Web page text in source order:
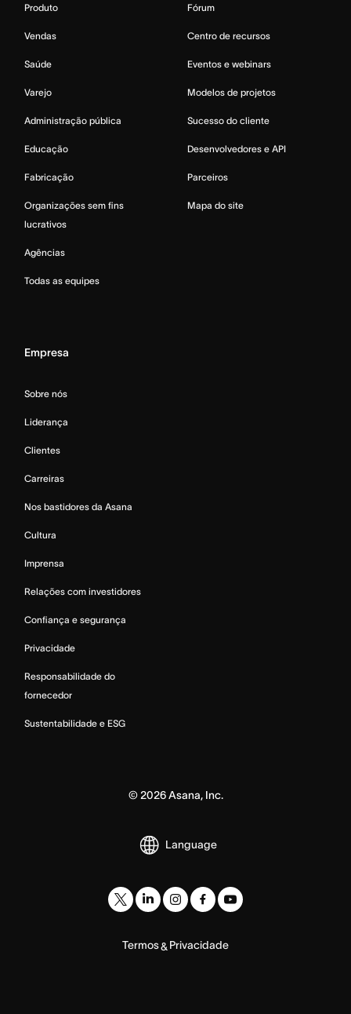
Produto
Vendas
Saúde
Varejo
Administração pública
Educação
Fabricação
Organizações sem fins
lucrativos
Agências
Todas as equipes
Fórum
Centro de recursos
Eventos e webinars
Modelos de projetos
Sucesso do cliente
Desenvolvedores e API
Parceiros
Mapa do site
Empresa
Sobre nós
Liderança
Clientes
Carreiras
Nos bastidores da Asana
Cultura
Imprensa
Relações com investidores
Confiança e segurança
Privacidade
Responsabilidade do
fornecedor
Sustentabilidade e ESG
© 2026Asana, Inc.
Language
Termos& Privacidade